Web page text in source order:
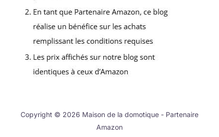
Copyright © 2026 Maison de la domotique - Partenaire
Amazon